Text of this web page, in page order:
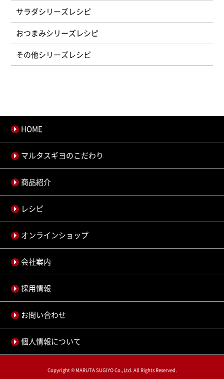
サラダシリーズ
おつまみシリーズ
その他シリーズ
HOME
マルタスギヨのこだわり
商品紹介
レシピ
オンラインショップ
会社案内
採用情報
お問い合わせ
個人情報について
Copyright © MARUTA SUGIYO Co.,Ltd. All Rights Reserved.